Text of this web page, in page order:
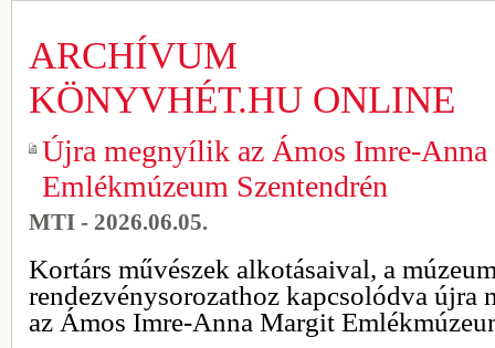
ARCHÍVUM
KÖNYVHÉT.HU ONLINE
Újra megnyílik az Ámos Imre-
Emlékmúzeum Szentendrén
MTI - 2026.06.05.
Kortárs művészek alkotásaival, a
rendezvénysorozathoz kapcsolódva újra
az Ámos Imre-Anna Margit